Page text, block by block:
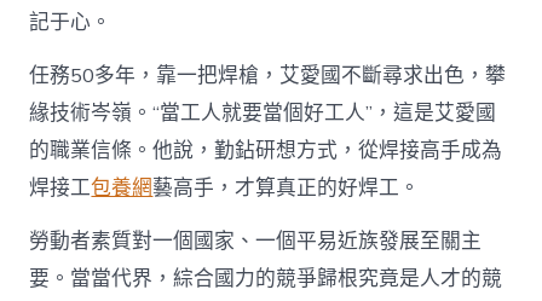
記于心。
任務50多年，靠一把焊槍，艾愛國不斷尋求出色，攀
緣技術岑嶺。“當工人就要當個好工人”，這是艾愛國
的職業信條。他說，勤鉆研想方式，從焊接高手成為
焊接工包養網藝高手，才算真正的好焊工。
勞動者素質對一個國家、一個平易近族發展至關主
要。當當代界，綜合國力的競爭歸根究竟是人才的競